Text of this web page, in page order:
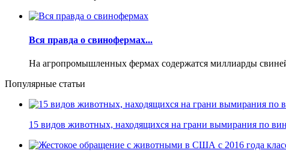
Вся правда о свинофермах...
На агропромышленных фермах содержатся миллиарды
Популярные статьи
15 видов животных, находящихся на грани вымирания по